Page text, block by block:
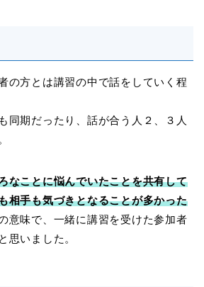
の方とは講習の中で話をしていく程
同期だったり、話が合う人２、３人
なことに悩んでいたことを共有して
相手も気づきとなることが多かった
意味で、一緒に講習を受けた参加者
思いました。